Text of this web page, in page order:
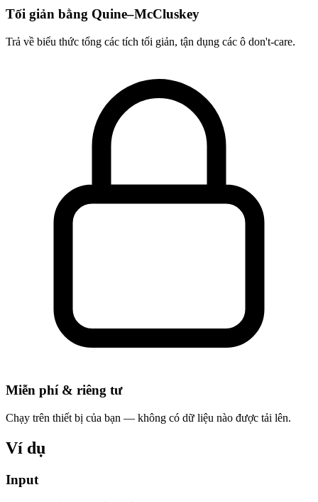
Tối giản bằng Quine–McCluskey
Trả về biểu thức tổng các tích tối giản, tận dụng các ô don't-care.
Miễn phí & riêng tư
Chạy trên thiết bị của bạn — không có dữ liệu nào được tải lên.
Ví dụ
Input